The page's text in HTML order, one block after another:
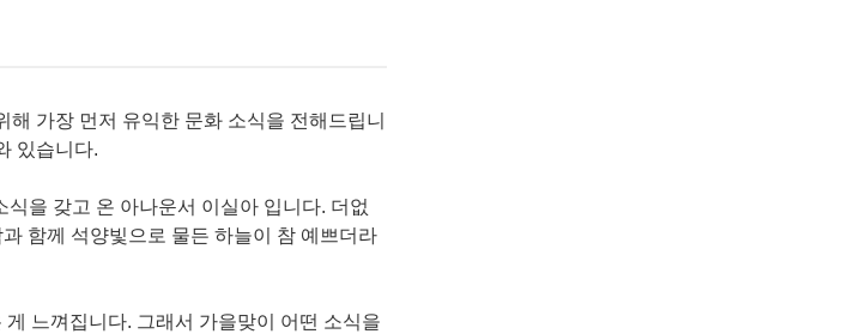
가장 먼저 유익한 문화 소식을 전해드립니
있습니다.
을 갖고 온 아나운서 이실아 입니다. 더없
함께 석양빛으로 물든 하늘이 참 예쁘더라
느껴집니다. 그래서 가을맞이 어떤 소식을